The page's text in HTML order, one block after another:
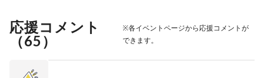
応援コメント
（65 ）
※各イベントページから応援コメントが
できます。